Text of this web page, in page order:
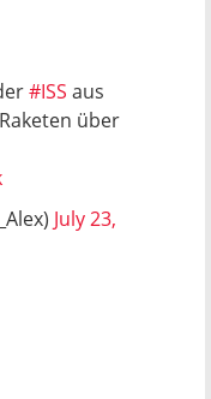
#ISS aus
über
July 23,